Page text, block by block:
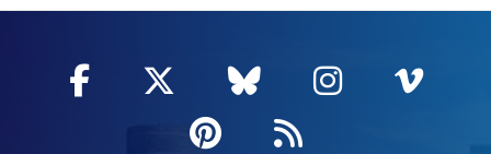
Facebook
, Ouvre une nouvelle fenêtre
Twitter
, Ouvre une nouvelle
Bluesky
, Ouvre une
Instagram
, Ouvre
,
Pinterest
, Ouvre une
Flux RSS